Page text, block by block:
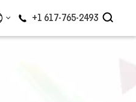
+1 617-765-2493